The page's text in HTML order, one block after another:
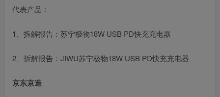
代表产品：
1、拆解报告：苏宁极物18W USB PD快充充电器
2、拆解报告：JIWU苏宁极物18W USB PD快充充电器
京东京造